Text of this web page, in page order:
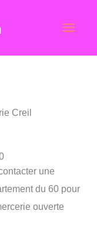
Creil
une
du 60 pour
ouverte